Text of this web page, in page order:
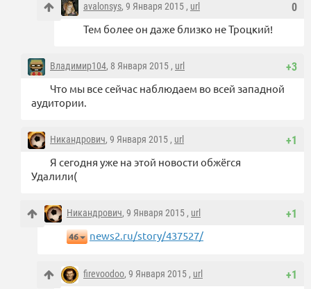
0
avalonsys, 9 Января 2015 , url
Тем более он даже близко не Троцкий!
+3
Владимир104, 8 Января 2015 , url
Что мы все сейчас наблюдаем во всей западной
аудитории.
+1
Никандрович, 9 Января 2015 , url
Я сегодня уже на этой новости обжёгся
Удалили(
+1
Никандрович, 9 Января 2015 , url
46 news2.ru/story/437527/
+1
firevoodoo, 9 Января 2015 , url